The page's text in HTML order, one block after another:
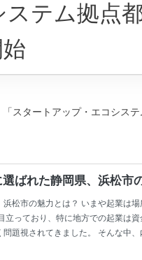
テム拠点
スタートアップ・エコシス